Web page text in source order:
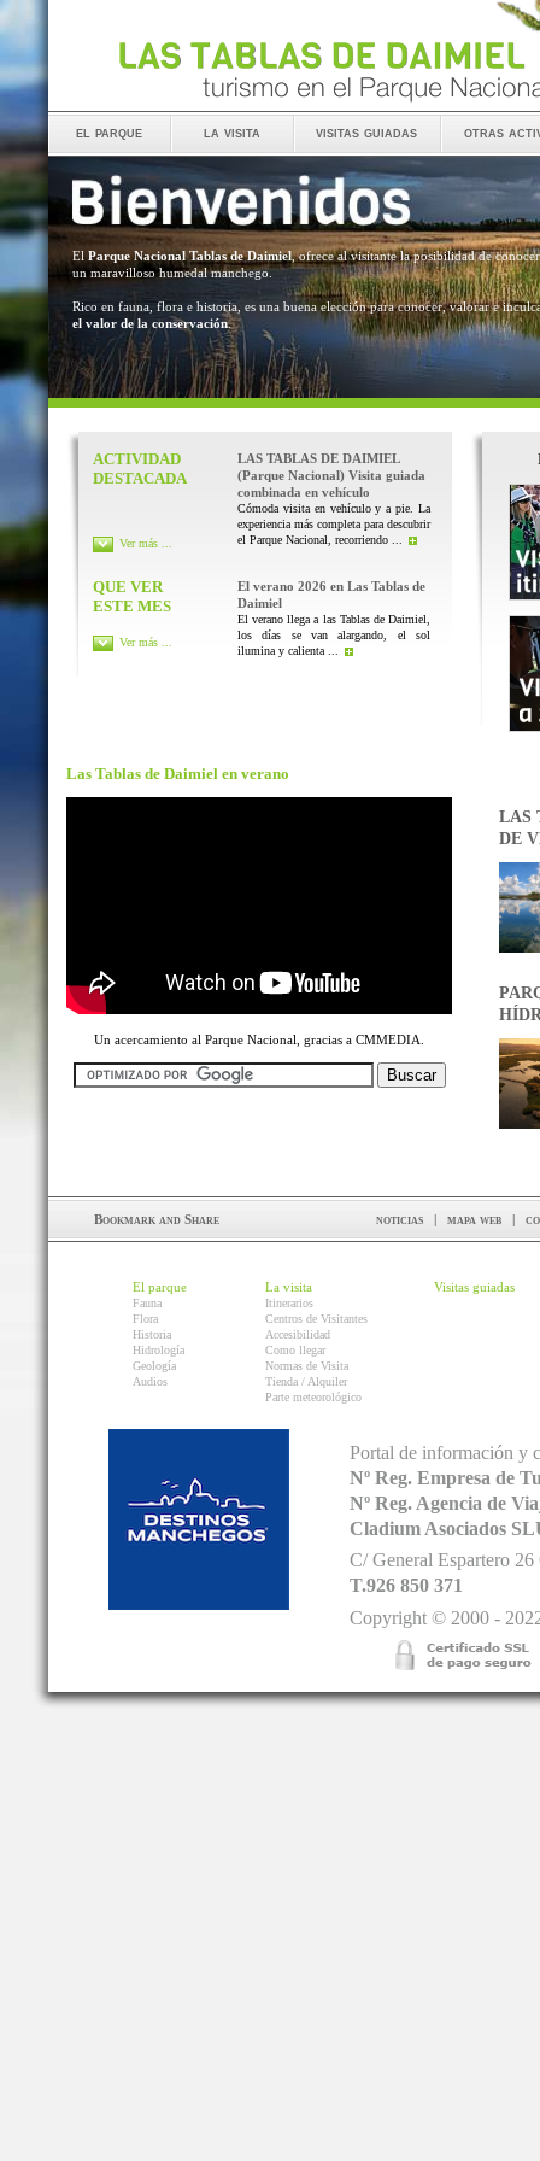
el parque la visita visitas guiadas otras
El Parque Nacional Tablas de Daimiel, ofrece al visitante la posibilidad de conocer
un maravilloso humedal manchego.
Rico en fauna, flora e historia, es una buena elección para conocer, valorar e
el valor de la conservación.
ACTIVIDAD
DESTACADA
LAS TABLAS DE DAIMIEL
(Parque Nacional) Visita guiada
combinada en vehículo
Cómoda visita en vehículo y a pie. La
experiencia más completa para descubrir
el Parque Nacional, recorriendo ...
Ver más ...
QUE VER
ESTE MES
El verano 2026 en Las Tablas de
Daimiel
El verano llega a las Tablas de Daimiel,
los días se van alargando, el sol
ilumina y calienta ...
Ver más ...
Las Tablas de Daimiel en verano
Un acercamiento al Parque Nacional, gracias a CMMEDIA.
LAS
DE
noticias | mapa web |
El parque
Fauna
Flora
Historia
Hidrología
Geología
Audios
La visita
Itinerarios
Centros de Visitantes
Accesibilidad
Como llegar
Normas de Visita
Tienda / Alquiler
Parte meteorológico
Visitas guiadas
Portal de información y
Nº Reg. Empresa de
Nº Reg. Agencia de
Cladium Asociados
C/ General Espartero
T.926 850 371
Copyright © 2000 -